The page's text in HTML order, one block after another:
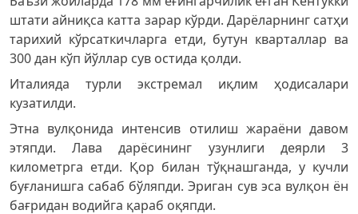
штати айниқса катта зарар кўрди. Дарёларнинг сатҳи
тарихий кўрсаткичларга етди, бутун кварталлар ва
300 дан кўп йўллар сув остида қолди.
Италияда турли экстремал иқлим ҳодисалари
кузатилди.
Этна вулқонида интенсив отилиш жараёни давом
этяпди. Лава дарёсининг узунлиги деярли 3
километрга етди. Қор билан тўқнашганда, у кучли
буғланишга сабаб бўляпди. Эриган сув эса вулқон ён
бағридан водийга қараб оқяпди.